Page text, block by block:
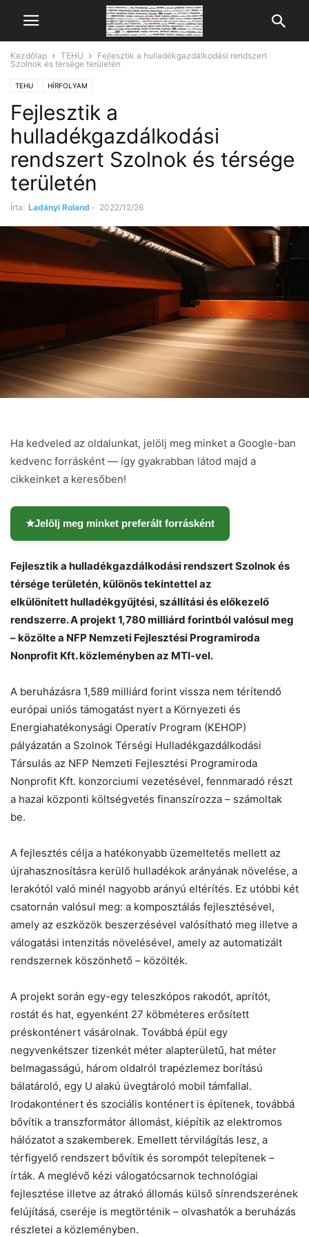
Kezdőlap TEHU
Fejlesztik a hulladékgazdálkodási rendszert
Szolnok és térsége területén
TEHU HÍRFOLYAM
Fejlesztik a
hulladékgazdálkodási
rendszert Szolnok és térsége
területén
Írta: Ladányi Roland - 2022/12/26
Ha kedveled az oldalunkat, jelölj meg minket a Google-ban
kedvenc forrásként — így gyakrabban látod majd a
cikkeinket a keresőben!
★Jelölj meg minket preferált forrásként
Fejlesztik a hulladékgazdálkodási rendszert Szolnok és
térsége területén, különös tekintettel az
elkülönített hulladékgyűjtési, szállítási és előkezelő
rendszerre. A projekt 1,780 milliárd forintból valósul meg
– közölte a NFP Nemzeti Fejlesztési Programiroda
Nonprofit Kft. közleményben az MTI-vel.
A beruházásra 1,589 milliárd forint vissza nem térítendő
európai uniós támogatást nyert a Környezeti és
Energiahatékonysági Operatív Program (KEHOP)
pályázatán a Szolnok Térségi Hulladékgazdálkodási
Társulás az NFP Nemzeti Fejlesztési Programiroda
Nonprofit Kft. konzorciumi vezetésével, fennmaradó részt
a hazai központi költségvetés finanszírozza – számoltak
be.
A fejlesztés célja a hatékonyabb üzemeltetés mellett az
újrahasznosításra kerülő hulladékok arányának növelése, a
lerakótól való minél nagyobb arányú eltérítés. Ez utóbbi két
csatornán valósul meg: a komposztálás fejlesztésével,
amely az eszközök beszerzésével valósítható meg illetve a
válogatási intenzitás növelésével, amely az automatizált
rendszernek köszönhető – közölték.
A projekt során egy-egy teleszkópos rakodót, aprítót,
rostát és hat, egyenként 27 köbméteres erősített
préskonténert vásárolnak. Továbbá épül egy
negyvenkétszer tizenkét méter alapterületű, hat méter
belmagasságú, három oldalról trapézlemez borítású
bálatároló, egy U alakú üvegtároló mobil támfallal.
Irodakonténert és szociális konténert is építenek, továbbá
bővítik a transzformátor állomást, kiépítik az elektromos
hálózatot a szakemberek. Emellett térvilágítás lesz, a
térfigyelő rendszert bővítik és sorompót telepítenek –
írták. A meglévő kézi válogatócsarnok technológiai
fejlesztése illetve az átrakó állomás külső sínrendszerének
felújításá, cseréje is megtörténik – olvashatók a beruházás
részletei a közleményben.